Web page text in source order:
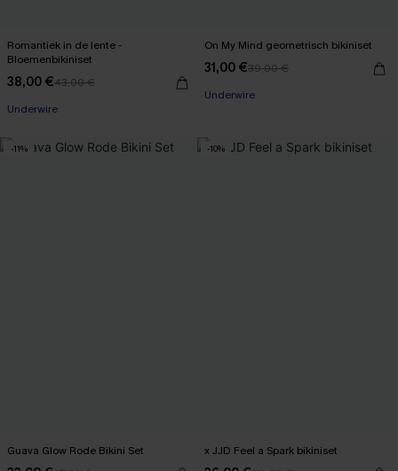
Romantiek in de lente -
Bloemenbikiniset
38,00 €43,00 €
【AG18】2 met 10% korting
Underwire
On My Mind geometrisch bikiniset
31,00 €39,00 €
Underwire
-11%
Guava Glow Rode Bikini Set
-10%
x JJD Feel a Spark bikiniset